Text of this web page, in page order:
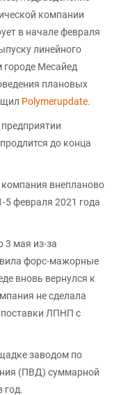
компании
в начале февраля
линейного
Месайед
плановых
Polymerupdate.
до конца
компания внепланово
5 февраля 2021 года
3 мая из-за
форс-мажорные
вновь вернулся к
не сделала
ЛПНП с
заводом по
(ПВД) суммарной
год.